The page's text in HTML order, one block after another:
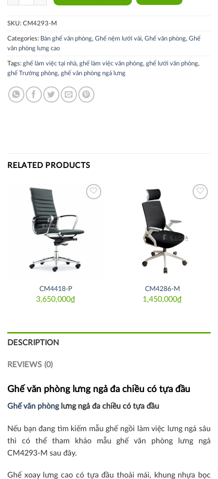
SKU: CM4293-M
Categories: Bàn ghế văn phòng, Ghế nệm lưới vải, Ghế văn phòng, Ghế
văn phòng lưng cao
Tags: ghế làm việc tại nhà, ghế làm việc văn phòng, ghế lưới văn phòng,
ghế Trưởng phòng, ghế văn phòng ngả lưng
RELATED PRODUCTS
CM4418-P
3,650,000₫
CM4286-M
1,450,000₫
DESCRIPTION
REVIEWS (0)
Ghế văn phòng lưng ngả đa chiều có tựa đầu
Ghế văn phònglưng ngả đa chiều có tựa đầu
Nếu bạn đang tìm kiếm mẫu ghế ngồi làm việc lưng ngả sâu
thì có thể tham khảo mẫu ghế văn phòng lưng ngả
CM4293-M sau đây.
Ghế xoay lưng cao có tựa đầu thoải mái, khung nhựa bọc